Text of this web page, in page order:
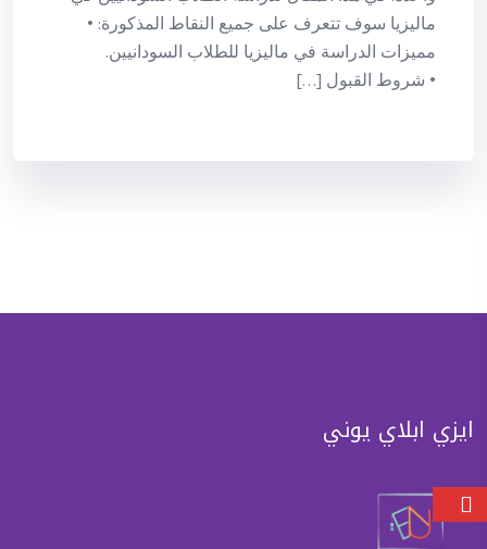
ماليزيا سوف تتعرف على جميع النقاط المذكورة: •
مميزات الدراسة في ماليزيا للطلاب السودانيين.
• شروط القبول […]
ايزي ابلاي يوني